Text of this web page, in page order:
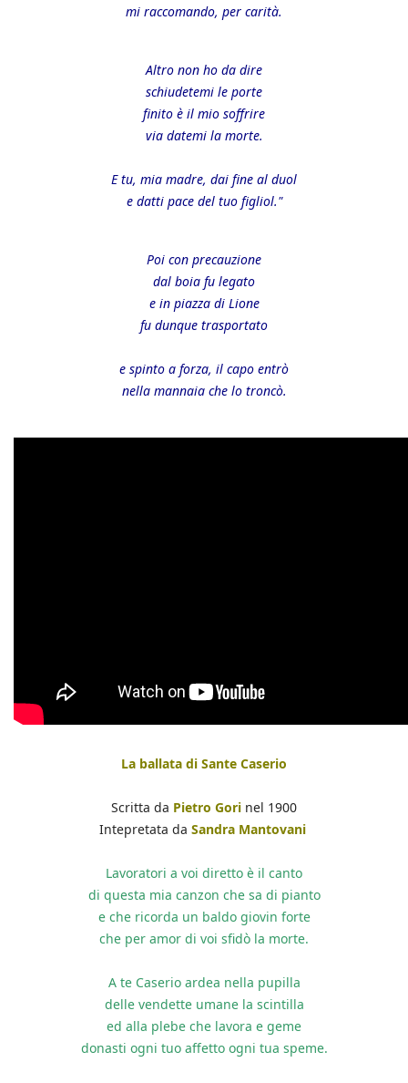
mi raccomando, per carità.
Altro non ho da dire
schiudetemi le porte
finito è il mio soffrire
via datemi la morte.
E tu, mia madre, dai fine al duol
e datti pace del tuo figliol."
Poi con precauzione
dal boia fu legato
e in piazza di Lione
fu dunque trasportato
e spinto a forza, il capo entrò
nella mannaia che lo troncò.
La ballata di Sante Caserio
Scritta da Pietro Gori nel 1900
Intepretata da Sandra Mantovani
Lavoratori a voi diretto è il canto
di questa mia canzon che sa di pianto
e che ricorda un baldo giovin forte
che per amor di voi sfidò la morte.
A te Caserio ardea nella pupilla
delle vendette umane la scintilla
ed alla plebe che lavora e geme
donasti ogni tuo affetto ogni tua speme.